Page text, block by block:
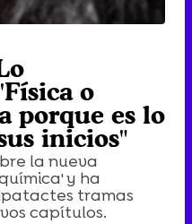
o
porque es lo
inicios"
la nueva
y ha
tramas
capítulos.